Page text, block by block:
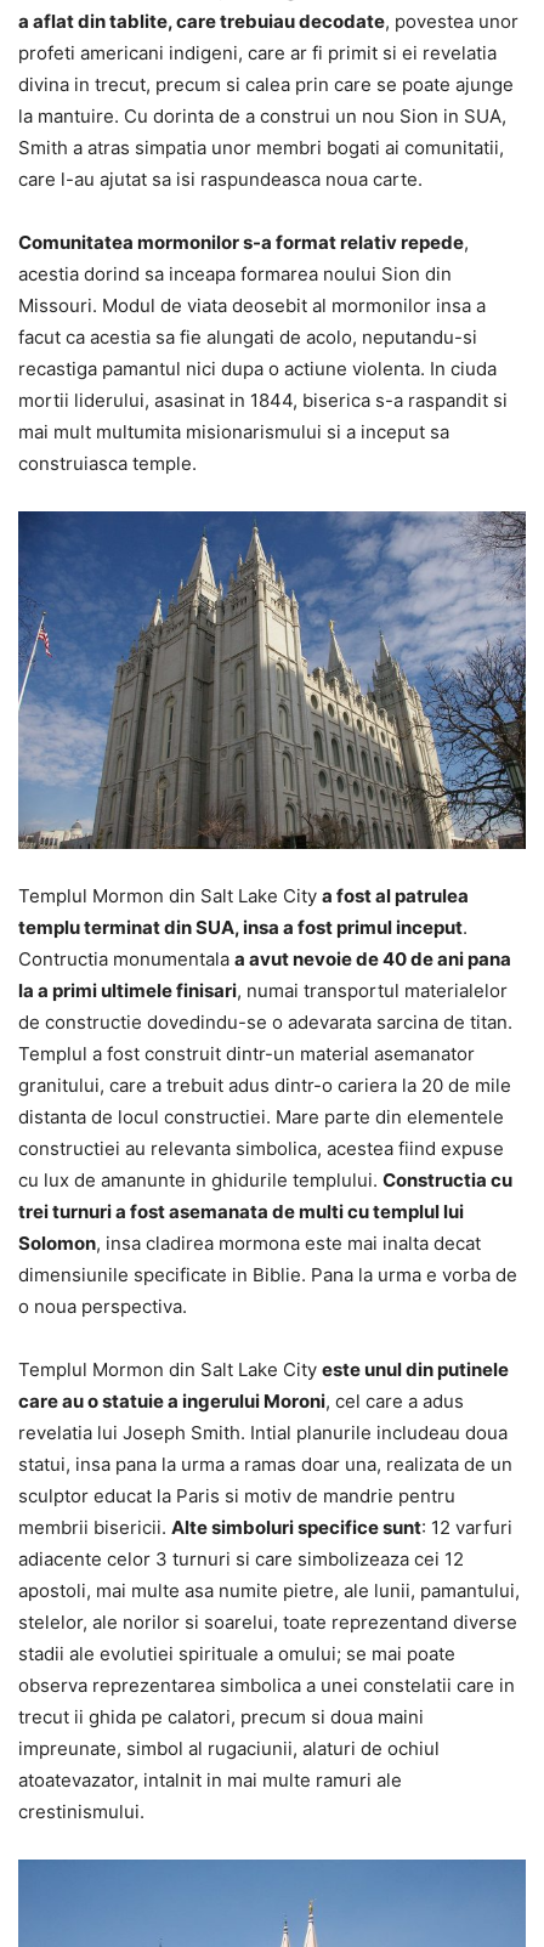
a aflat din tablite, care trebuiau decodate, povestea unor
profeti americani indigeni, care ar fi primit si ei revelatia
divina in trecut, precum si calea prin care se poate ajunge
la mantuire. Cu dorinta de a construi un nou Sion in SUA,
Smith a atras simpatia unor membri bogati ai comunitatii,
care l-au ajutat sa isi raspundeasca noua carte.
Comunitatea mormonilor s-a format relativ repede,
acestia dorind sa inceapa formarea noului Sion din
Missouri. Modul de viata deosebit al mormonilor insa a
facut ca acestia sa fie alungati de acolo, neputandu-si
recastiga pamantul nici dupa o actiune violenta. In ciuda
mortii liderului, asasinat in 1844, biserica s-a raspandit si
mai mult multumita misionarismului si a inceput sa
construiasca temple.
Templul Mormon din Salt Lake City a fost al patrulea
templu terminat din SUA, insa a fost primul inceput.
Contructia monumentala a avut nevoie de 40 de ani pana
la a primi ultimele finisari, numai transportul materialelor
de constructie dovedindu-se o adevarata sarcina de titan.
Templul a fost construit dintr-un material asemanator
granitului, care a trebuit adus dintr-o cariera la 20 de mile
distanta de locul constructiei. Mare parte din elementele
constructiei au relevanta simbolica, acestea fiind expuse
cu lux de amanunte in ghidurile templului. Constructia cu
trei turnuri a fost asemanata de multi cu templul lui
Solomon, insa cladirea mormona este mai inalta decat
dimensiunile specificate in Biblie. Pana la urma e vorba de
o noua perspectiva.
Templul Mormon din Salt Lake City este unul din putinele
care au o statuie a ingerului Moroni, cel care a adus
revelatia lui Joseph Smith. Intial planurile includeau doua
statui, insa pana la urma a ramas doar una, realizata de un
sculptor educat la Paris si motiv de mandrie pentru
membrii bisericii. Alte simboluri specifice sunt: 12 varfuri
adiacente celor 3 turnuri si care simbolizeaza cei 12
apostoli, mai multe asa numite pietre, ale lunii, pamantului,
stelelor, ale norilor si soarelui, toate reprezentand diverse
stadii ale evolutiei spirituale a omului; se mai poate
observa reprezentarea simbolica a unei constelatii care in
trecut ii ghida pe calatori, precum si doua maini
impreunate, simbol al rugaciunii, alaturi de ochiul
atoatevazator, intalnit in mai multe ramuri ale
crestinismului.